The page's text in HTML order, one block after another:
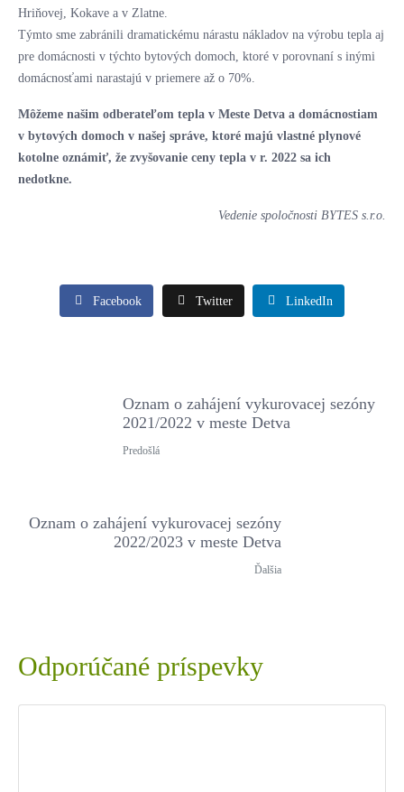
Hriňovej, Kokave a v Zlatne.
Týmto sme zabránili dramatickému nárastu nákladov na výrobu tepla aj
pre domácnosti v týchto bytových domoch, ktoré v porovnaní s inými
domácnosťami narastajú v priemere až o 70%.
Môžeme našim odberateľom tepla v Meste Detva a domácnostiam
v bytových domoch v našej správe, ktoré majú vlastné plynové
kotolne oznámiť, že zvyšovanie ceny tepla v r. 2022 sa ich
nedotkne.
Vedenie spoločnosti BYTES s.r.o.
Facebook Twitter LinkedIn
Oznam o zahájení vykurovacej sezóny
2021/2022 v meste Detva
Predošlá
Oznam o zahájení vykurovacej sezóny
2022/2023 v meste Detva
Ďalšia
Odporúčané príspevky